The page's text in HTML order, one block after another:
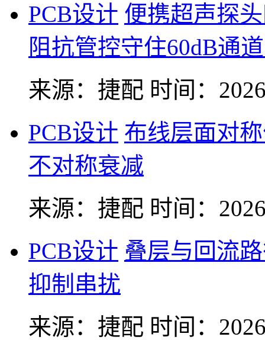
PCB设计 便携超声探
阻抗管控守住60dB通
来源：捷配 时间：
PCB设计 布线层面对
不对称衰减
来源：捷配 时间：
PCB设计 叠层与回流
抑制串扰
来源：捷配 时间：